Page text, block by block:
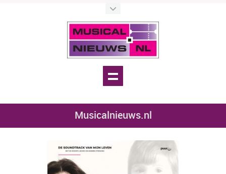
Musicalnieuws.nl